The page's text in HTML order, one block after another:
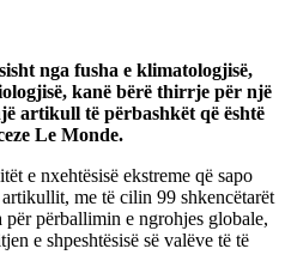
nga fusha e klimatologjisë,
kanë bërë thirrje për një
artikull të përbashkët që është
Le Monde.
e nxehtësisë ekstreme që sapo
me të cilin 99 shkencëtarët
përballimin e ngrohjes globale,
e shpeshtësisë së valëve të të